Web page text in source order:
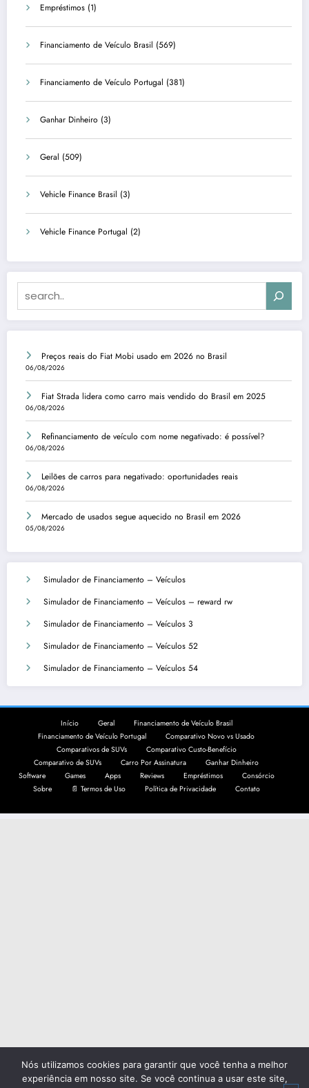
Empréstimos (1)
Financiamento de Veículo Brasil (569)
Financiamento de Veículo Portugal (381)
Ganhar Dinheiro (3)
Geral (509)
Vehicle Finance Brasil (3)
Vehicle Finance Portugal (2)
Preços reais do Fiat Mobi usado em 2026 no Brasil
06/08/2026
Fiat Strada lidera como carro mais vendido do Brasil em 2025
06/08/2026
Refinanciamento de veículo com nome negativado: é possível?
06/08/2026
Leilões de carros para negativado: oportunidades reais
06/08/2026
Mercado de usados segue aquecido no Brasil em 2026
05/08/2026
Simulador de Financiamento – Veículos
Simulador de Financiamento – Veículos – reward rw
Simulador de Financiamento – Veículos 3
Simulador de Financiamento – Veículos 52
Simulador de Financiamento – Veículos 54
Início Geral
Financiamento de Veículo Brasil
Financiamento de Veículo Portugal
Comparativo Novo vs Usado
Comparativos de SUVs
Comparativo Custo-Benefício
Comparativo de SUVs
Carro Por Assinatura
Ganhar Dinheiro
Software
Games Apps Reviews Empréstimos
Consórcio
Sobre
📄 Termos de Uso Política de Privacidade Contato
Nós utilizamos cookies para garantir que você tenha a melhor
experiência em nosso site. Se você continua a usar este site,